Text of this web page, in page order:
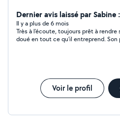
SITE
Dernier avis laissé par Sabine
Il y a plus de 6 mois
Très à l'écoute, toujours prêt à
doué en tout ce qu'il entreprend. Son
Voir le profil